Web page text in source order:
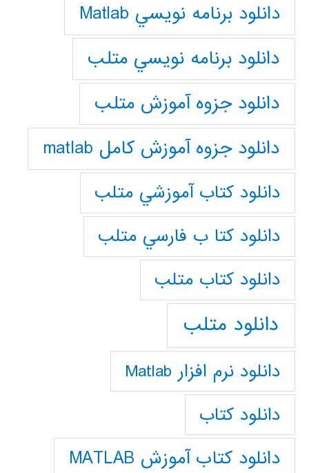
دانلود برنامه نويسي Matlab
دانلود برنامه نويسي متلب
دانلود جزوه آموزش متلب
دانلود جزوه آموزش کامل matlab
دانلود كتاب آموزشي متلب
دانلود كتا ب فارسي متلب
دانلود كتاب متلب
دانلود متلب
دانلود نرم افزار Matlab
دانلود کتاب
دانلود کتاب آموزش MATLAB